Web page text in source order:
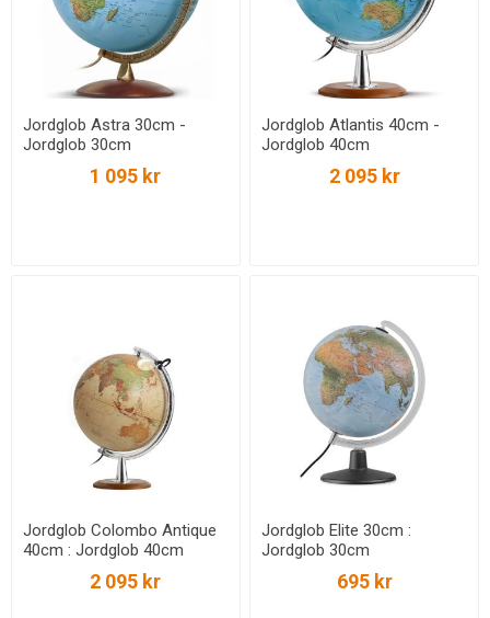
Jordglob Astra 30cm -
Jordglob 30cm
1 095 kr
Jordglob Atlantis 40cm -
Jordglob 40cm
2 095 kr
Jordglob Colombo Antique
40cm : Jordglob 40cm
2 095 kr
Jordglob Elite 30cm :
Jordglob 30cm
695 kr